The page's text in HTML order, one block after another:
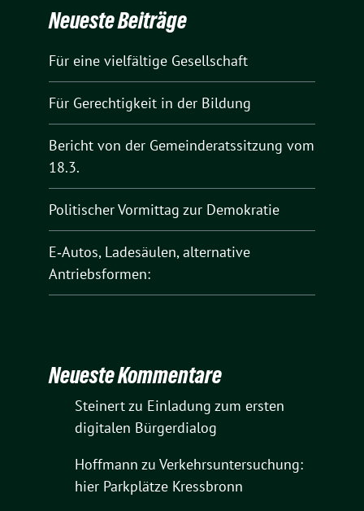
Neueste Beiträge
Für eine vielfältige Gesellschaft
Für Gerechtigkeit in der Bildung
Bericht von der Gemeinderatssitzung vom
18.3.
Politischer Vormittag zur Demokratie
E‑Autos, Ladesäulen, alternative
Antriebsformen:
Neueste Kommentare
Steinertzu Einladung zum ersten
digitalen Bürgerdialog
Hoffmann zu Verkehrsuntersuchung:
hier Parkplätze Kressbronn